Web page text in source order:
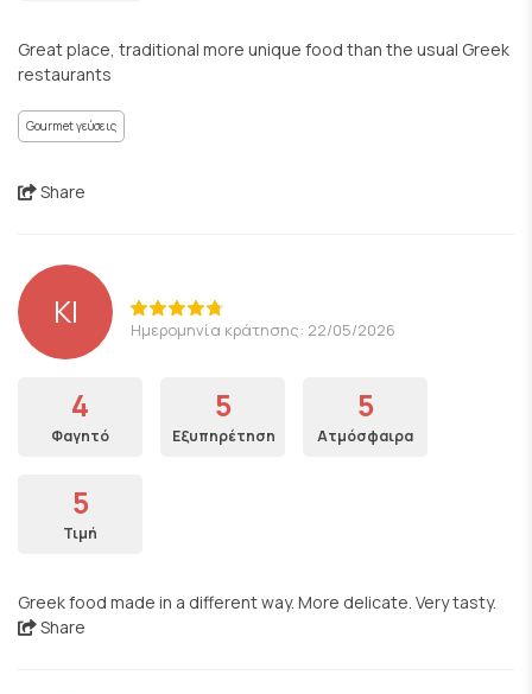
Great place, traditional more unique food than the usual Greek
restaurants
Gourmet γεύσεις
Share
KI Ημερομηνία κράτησης: 22/05/2026
4
Φαγητό
5
Εξυπηρέτηση
5
Ατμόσφαιρα
5
Τιμή
Greek food made in a different way. More delicate. Very tasty.
Share